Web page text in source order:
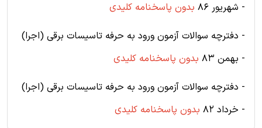
- شهریور 86
بدون پاسخنامه کلیدی
- دفترچه سوالات آزمون ورود به حرفه تاسیسات برقی (اجرا)
- بهمن 83
بدون پاسخنامه کلیدی
- دفترچه سوالات آزمون ورود به حرفه تاسیسات برقی (اجرا)
- خرداد 82
بدون پاسخنامه کلیدی